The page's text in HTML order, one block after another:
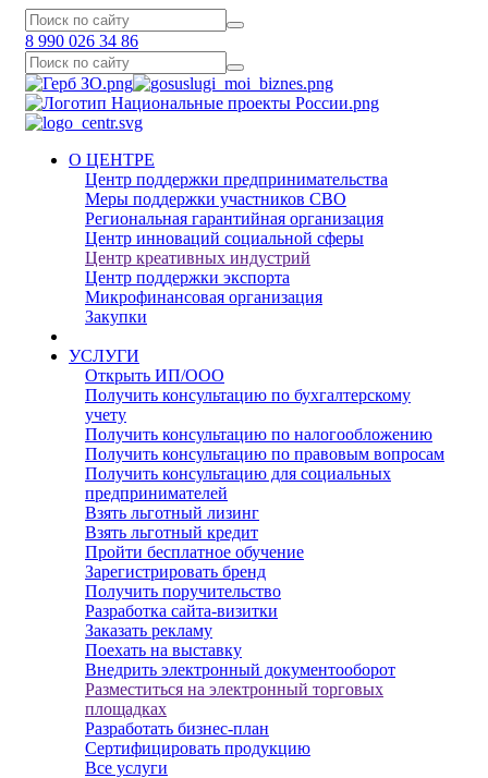
8 990 026 34 86
О ЦЕНТРЕ
Центр поддержки предпринимательства
Меры поддержки участников СВО
Региональная гарантийная организация
Центр инноваций социальной сферы
Центр креативных индустрий
Центр поддержки экспорта
Микрофинансовая организация
Закупки
УСЛУГИ
Открыть ИП/ООО
Получить консультацию по бухгалтерскому
учету
Получить консультацию по налогообложению
Получить консультацию по правовым вопросам
Получить консультацию для социальных
предпринимателей
Взять льготный лизинг
Взять льготный кредит
Пройти бесплатное обучение
Зарегистрировать бренд
Получить поручительство
Разработка сайта-визитки
Заказать рекламу
Поехать на выставку
Внедрить электронный документооборот
Разместиться на электронный торговых
площадках
Разработать бизнес-план
Сертифицировать продукцию
Все услуги